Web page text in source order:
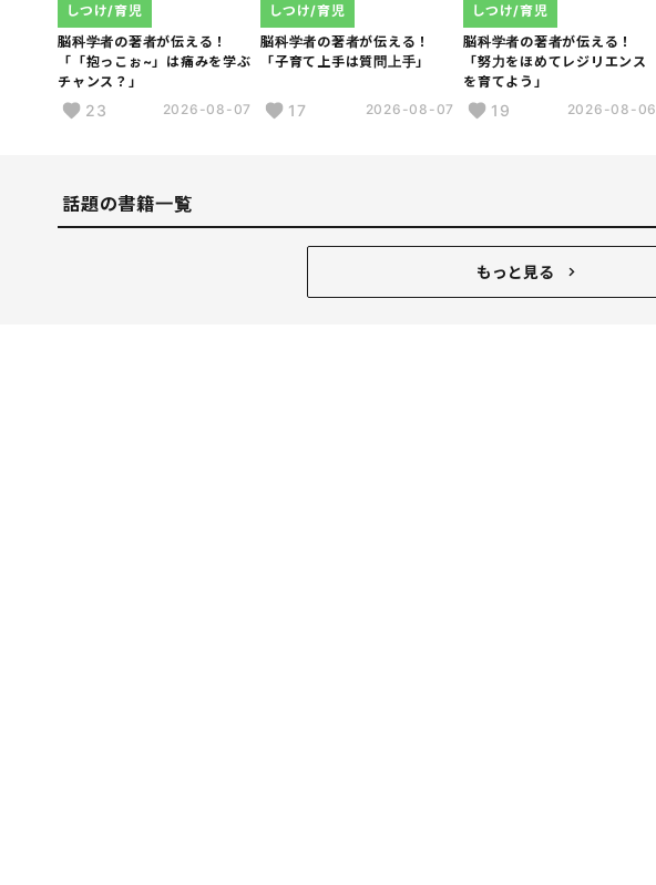
脳科学者の著者が伝える！
「「抱っこぉ~」は痛みを学ぶ
チャンス？」
しつけ/育児
23 2026-08-07
脳科学者の著者が伝える！
「子育て上手は質問上手」
しつけ/育児
17 2026-08-07
脳科学者の著者が伝える！
「努力をほめてレジリエンス
を育てよう」
しつけ/育児
19 2026-08-06
話題の書籍一覧
もっと見る